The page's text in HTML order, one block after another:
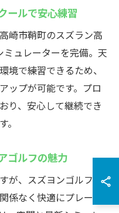
ールで安心練習
崎市鞘町のスズラン高
ュレーターを完備。天
境で練習できるため、
ップが可能です。プロ
り、安心して継続でき
ゴルフの魅力
が、スズヨンゴルフク
係なく快適にプレー可